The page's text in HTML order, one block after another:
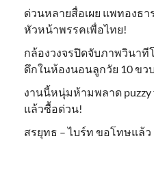
ด่วนหลายสื่อเผย แพทองธา
หัวหน้าพรรคเพื่อไทย!
กล้องวงจรปิดจับภาพวินาที
ดึกในห้องนอนลูกวัย 10 ขว
งานนี้หนุ่มห้ามพลาด puzzy
แล้วซื้อด่วน!
สรยุทธ – ไบร์ท ขอโทษแล้